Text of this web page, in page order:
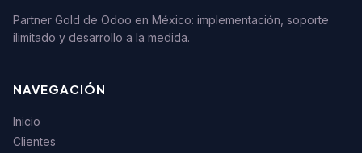
Partner Gold de Odoo en México: implementación, soporte
ilimitado y desarrollo a la medida.
NAVEGACIÓN
Inicio
Clientes